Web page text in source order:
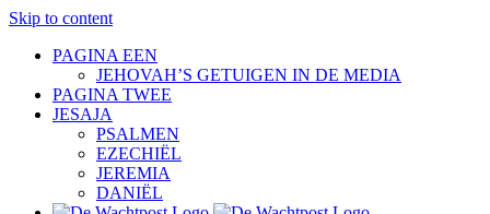
Skip to content
PAGINA EEN
JEHOVAH’S GETUIGEN IN DE MEDIA
PAGINA TWEE
JESAJA
PSALMEN
EZECHIËL
JEREMIA
DANIËL